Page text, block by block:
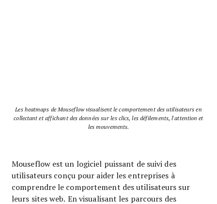
Les heatmaps de Mouseflow visualisent le comportement des utilisateurs en
collectant et affichant des données sur les clics, les défilements, l'attention et
les mouvements.
Mouseflow est un logiciel puissant de suivi des
utilisateurs conçu pour aider les entreprises à
comprendre le comportement des utilisateurs sur
leurs sites web. En visualisant les parcours des